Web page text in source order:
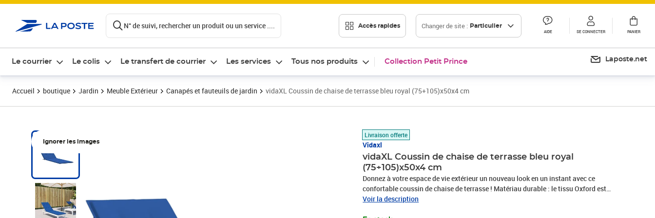
N° de suivi, rechercher un produit ou un service .... Accès rapides Changer de site : Particulier
AIDE SE CONNECTER PANIER
Le courrier Le colis Le transfert de courrier Les services Tous nos produits Collection Petit Prince Laposte.net
Accueil boutique Jardin Meuble Extérieur Canapés et fauteuils de jardin vidaXL Coussin de chaise de terrasse bleu royal (75+105)x50x4 cm
Ignorer les images
Livraison offerte
Vidaxl
vidaXL Coussin de chaise de terrasse bleu royal
(75+105)x50x4 cm
Donnez à votre espace de vie extérieur un nouveau look en un instant avec ce
confortable coussin de chaise de terrasse ! Matériau durable : le tissu Oxford est
léger, résistant à l'eau, ainsi qu'aux dommages et à la saleté. Le fil utilisé pour le
Voir la description
Prix 35,89€